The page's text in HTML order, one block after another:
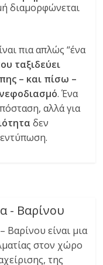
διαμορφώνεται
πια απλώς “ένα
ταξιδεύει
– και πίσω –
. Ένα
αλλά για
δεν
εντύπωση.
- Βαρίνου
Βαρίνου είναι μια
στον χώρο
της